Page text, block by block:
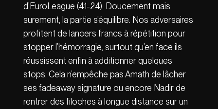
d’EuroLeague (41-24). Doucement mais
surement, la partie s’équilibre. Nos adversaires
profitent de lancers francs à répétition pour
stopper l’hémorragie, surtout qu’en face ils
réussissent enfin à additionner quelques
stops. Cela n’empêche pas Amath de lâcher
ses fadeaway signature ou encore Nadir de
rentrer des filoches à longue distance sur un